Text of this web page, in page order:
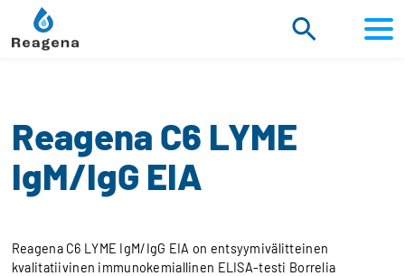
sisältöön
Reagena C6 LYME
IgM/IgG EIA
Reagena C6 LYME IgM/IgG EIA on entsyymivälitteinen
kvalitatiivinen immunokemiallinen ELISA-testi Borrelia